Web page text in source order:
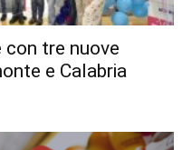
con tre nuove
e Calabria